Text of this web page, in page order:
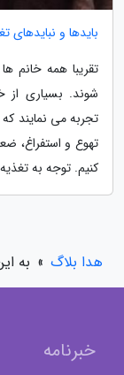
بایدها و نبایدهای
تقریبا همه خانم
شوند. بسیاری از
تجربه می نمایند
تهوع و استفراغ،
کنیم. توجه به
هدا بلاگ » به
خبرنامه